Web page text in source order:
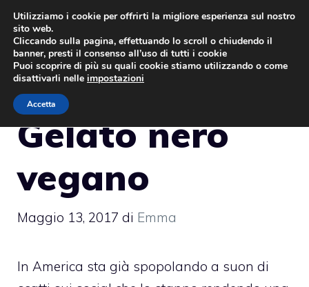
Vai
contenuto
Gelato nero
vegano
Maggio 13, 2017 di Emma
In America sta già spopolando a suon di
Utilizziamo i cookie per offrirti la migliore esperienza sul nostro
sito web.
Cliccando sulla pagina, effettuando lo scroll o chiudendo il
banner, presti il consenso all’uso di tutti i cookie
Puoi scoprire di più su quali cookie stiamo utilizzando o come
disattivarli nelle impostazioni
Accetta